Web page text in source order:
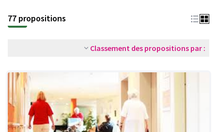
77 propositions
Classement des propositions par :